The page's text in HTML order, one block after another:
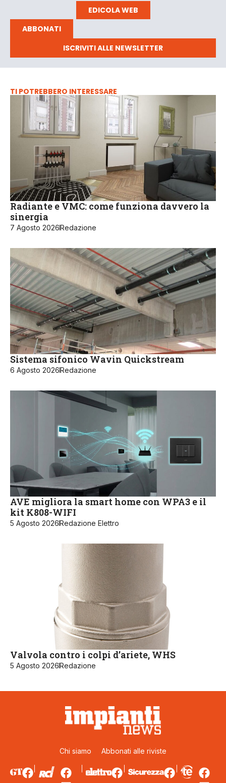
EDICOLA WEB
ABBONATI
ISCRIVITI ALLE NEWSLETTER
TI POTREBBERO INTERESSARE
Radiante e VMC: come funziona davvero la
sinergia
7 Agosto 2026Redazione
Sistema sifonico Wavin Quickstream
6 Agosto 2026Redazione
AVE migliora la smart home con WPA3 e il
kit K808-WIFI
5 Agosto 2026Redazione Elettro
Valvola contro i colpi d’ariete, WHS
5 Agosto 2026Redazione
Chi siamo Abbonati alle riviste